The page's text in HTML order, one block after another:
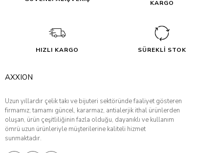
KARGO
HIZLI KARGO SÜREKLİ STOK
AXXION
Uzun yıllardır çelik takı ve bijuteri sektöründe faaliyet gösteren
firmamız; tamamı güncel, kararmaz, antialerjik ithal ürünlerden
oluşan, ürün çeşitliliğinin fazla olduğu, dayanıklı ve kullanım
ömrü uzun ürünleriyle müşterilerine kaliteli hizmet
sunmaktadır.